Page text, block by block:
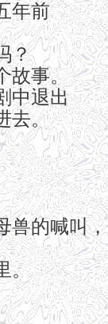
年前
？
故事。
中退出
去。
兽的喊叫，
。